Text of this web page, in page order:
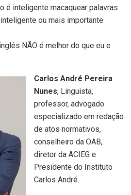
é inteligente macaquear palavras
ou mais importante.
NÃO é melhor do que eu e
Carlos André Pereira
Nunes, Linguista,
professor, advogado
especializado em redação
de atos normativos,
conselheiro da OAB,
diretor da ACIEG e
Presidente do Instituto
Carlos André.